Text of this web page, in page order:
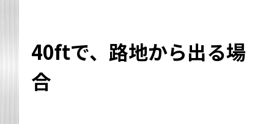
40ftで、路地から出る場
合